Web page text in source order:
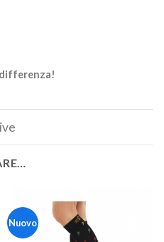
differenza!
Nuovo